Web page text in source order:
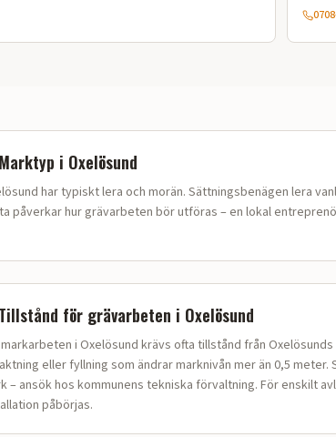
Marktyp i Oxelösund
har typisktlera och morän. Sättningsbenägen lera
påverkar hurgrävarbeten bör utföras – en lokal
Tillstånd för grävarbeten i Oxelösund
i Oxelösund krävs ofta tillstånd från
eller fyllning som ändrar marknivån mer än 0,5
– ansök hos kommunens tekniska förvaltning. För enskilt
påbörjas.